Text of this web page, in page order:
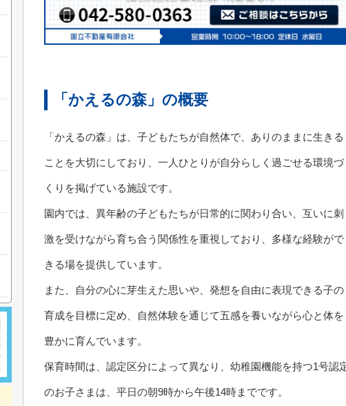
「かえるの森」の概要
「かえるの森」は、子どもたちが自然体で、ありのままに生きる
ことを大切にしており、一人ひとりが自分らしく過ごせる環境づ
くりを掲げている施設です。
園内では、異年齢の子どもたちが日常的に関わり合い、互いに刺
激を受けながら育ち合う関係性を重視しており、多様な経験がで
きる場を提供しています。
また、自分の心に芽生えた思いや、発想を自由に表現できる子の
育成を目標に定め、自然体験を通じて五感を養いながら心と体を
豊かに育んでいます。
保育時間は、認定区分によって異なり、幼稚園機能を持つ1号認
のお子さまは、平日の朝9時から午後14時までです。